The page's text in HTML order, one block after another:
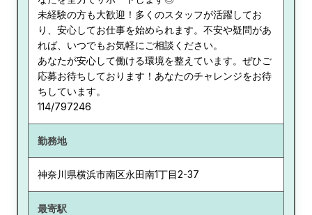
未経験の方も大歓迎！多くのスタッフが活躍してお
り、安心してお仕事を始められます。不安や疑問があ
れば、いつでもお気軽にご相談ください。
あなたが安心して働ける環境を整えています。ぜひご
応募お待ちしております！あなたのチャレンジをお待
ちしています。
114/797246
勤務地
神奈川県横浜市南区永田南1丁目2-37
最寄駅